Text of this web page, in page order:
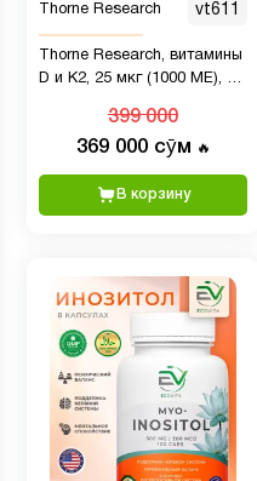
Thorne Research vt611
Thorne Research, витамины
D и K2, 25 мкг (1000 МЕ), 30
399 000
369 000 сӯм 🔥
В корзину